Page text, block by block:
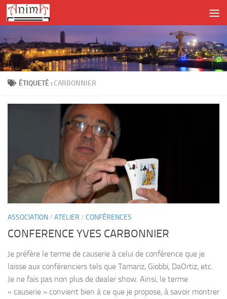
Skip to content
ÉTIQUETÉ : CARBONNIER
ASSOCIATION/ ATELIER / CONFÉRENCES
CONFERENCE YVES CARBONNIER
Je préfère le terme de causerie à celui de conférence que je
laisse aux conférenciers tels que Tamariz, Giobbi, DaOrtiz, etc.
Je ne fais pas non plus de dealer show. Ainsi, le terme
« causerie » convient bien à ce que je propose, à savoir montrer